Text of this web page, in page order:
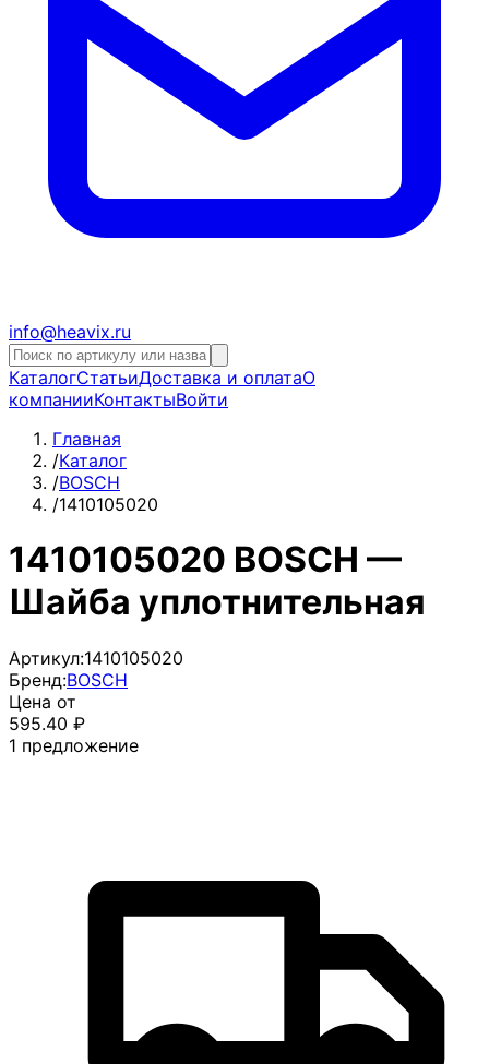
info@heavix.ru
КаталогСтатьиДоставка и оплатаО
компанииКонтактыВойти
Главная
/Каталог
/BOSCH
/1410105020
1410105020 BOSCH —
Шайба уплотнительная
Артикул:1410105020
Бренд:BOSCH
Цена от
595.40 ₽
1 предложение